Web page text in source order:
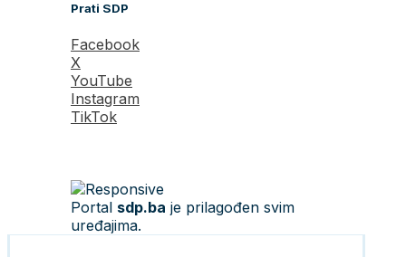
Prati SDP
Facebook
X
YouTube
Instagram
TikTok
Portal sdp.ba je prilagođen svim
uređajima.